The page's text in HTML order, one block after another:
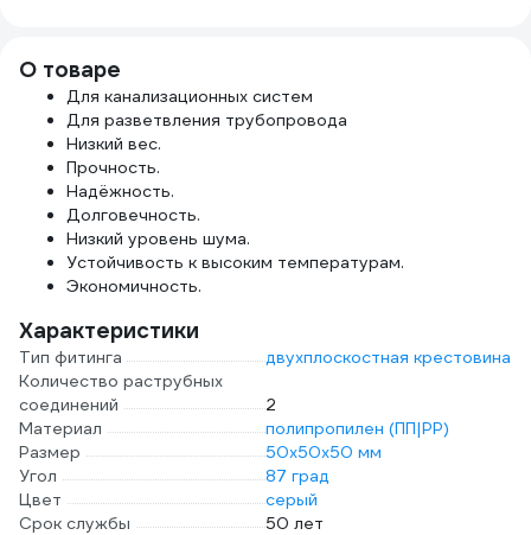
О товаре
Для канализационных систем
Для разветвления трубопровода
Низкий вес.
Прочность.
Надёжность.
Долговечность.
Низкий уровень шума.
Устойчивость к высоким температурам.
Экономичность.
Характеристики
Тип фитинга
двухплоскостная крестовина
Количество раструбных
соединений
2
Материал
полипропилен (ПП|PP)
Размер
50х50х50 мм
Угол
87 град
Цвет
серый
Срок службы
50 лет